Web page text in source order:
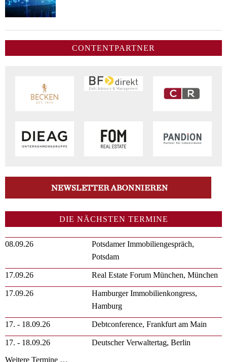
CONTENTPARTNER
DIE NÄCHSTEN TERMINE
08.09.26
Potsdamer Immobiliengespräch,
Potsdam
17.09.26 Real Estate Forum München, München
17.09.26
Hamburger Immobilienkongress,
Hamburg
17. - 18.09.26 Debtconference, Frankfurt am Main
17. - 18.09.26
Deutscher Verwaltertag, Berlin
Weitere Termine …